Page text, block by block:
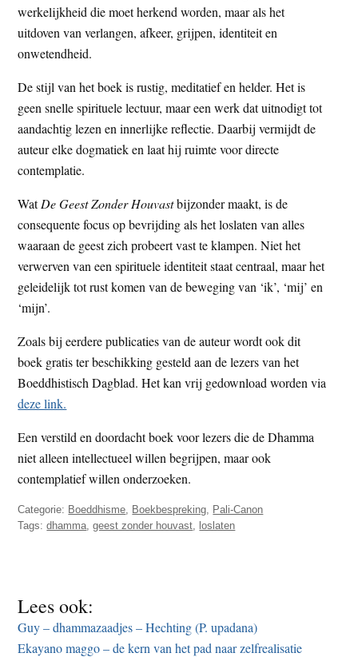
werkelijkheid die moet herkend worden, maar als het
uitdoven van verlangen, afkeer, grijpen, identiteit en
onwetendheid.
De stijl van het boek is rustig, meditatief en helder. Het is
geen snelle spirituele lectuur, maar een werk dat uitnodigt tot
aandachtig lezen en innerlijke reflectie. Daarbij vermijdt de
auteur elke dogmatiek en laat hij ruimte voor directe
contemplatie.
WatDe Geest Zonder Houvastbijzonder maakt, is de
consequente focus op bevrijding als het loslaten van alles
waaraan de geest zich probeert vast te klampen. Niet het
verwerven van een spirituele identiteit staat centraal, maar het
geleidelijk tot rust komen van de beweging van ‘ik’, ‘mij’ en
‘mijn’.
Zoals bij eerdere publicaties van de auteur wordt ook dit
boek gratis ter beschikking gesteld aan de lezers van het
Boeddhistisch Dagblad. Het kan vrij gedownload worden via
deze link.
Een verstild en doordacht boek voor lezers die de Dhamma
niet alleen intellectueel willen begrijpen, maar ook
contemplatief willen onderzoeken.
Categorie: Boeddhisme Boekbespreking Pali-Canon
Tags:dhamma ,geest zonder houvast loslaten
Lees ook:
Guy – dhammazaadjes – Hechting (P. upadana)
Ekayano maggo – de kern van het pad naar zelfrealisatie